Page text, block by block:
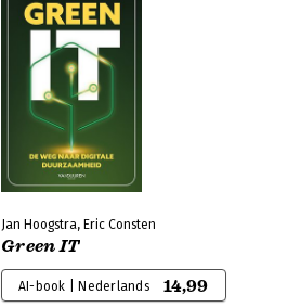
Jan Hoogstra, Eric Consten
Green IT
AI-book | Nederlands 14,99